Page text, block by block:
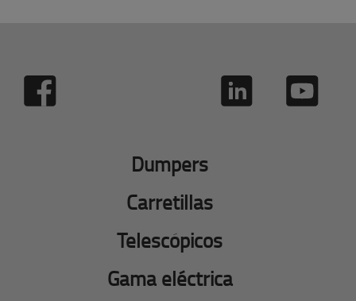
Dumpers
Carretillas
Telescópicos
Gama eléctrica